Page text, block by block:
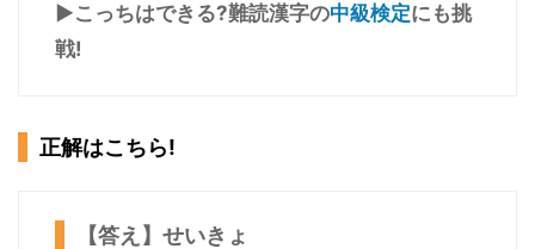
▶こっちはできる?難読漢字の中級検定にも挑
戦!
正解はこちら!
【答え】せいきょ